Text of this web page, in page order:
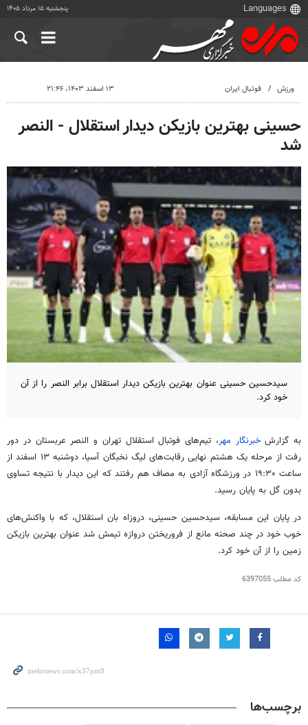
پنجشنبه ۱۵ مرداد ۱۴۰۵
ورزش فوتبال ایران ۱۳ اسفند ۱۴۰۳، ۲۱:۴۶
حسینی بهترین بازیکن دیدار استقلال - النصر
شد
سیدحسین حسینی عنوان بهترین بازیکن دیدار استقلال برابر النصر را از آن
خود کرد.
به گزارش خبرنگار مهر، تیم‌های فوتبال استقلال تهران و النصر عربستان در دور
رفت از مرحله یک هشتم نهایی رقابت‌های لیگ نخبگان آسیا، دوشنبه ۱۳ اسفند از
ساعت ۱۹:۳۰ در ورزشگاه آزادی به مصاف هم رفتند که این دیدار با نتیجه تساوی
بدون گل به پایان رسید.‌
در پایان این مسابقه، سیدحسین حسینی، دروزاه بان استقلال، که با واکنش‌های
خوب خود در چند صحنه مانع از فروریختن دروازه تیمش شد عنوان بهترین بازیکن
زمین را از آن خود کرد.
کد مطلب6397055
برچسب‌ها